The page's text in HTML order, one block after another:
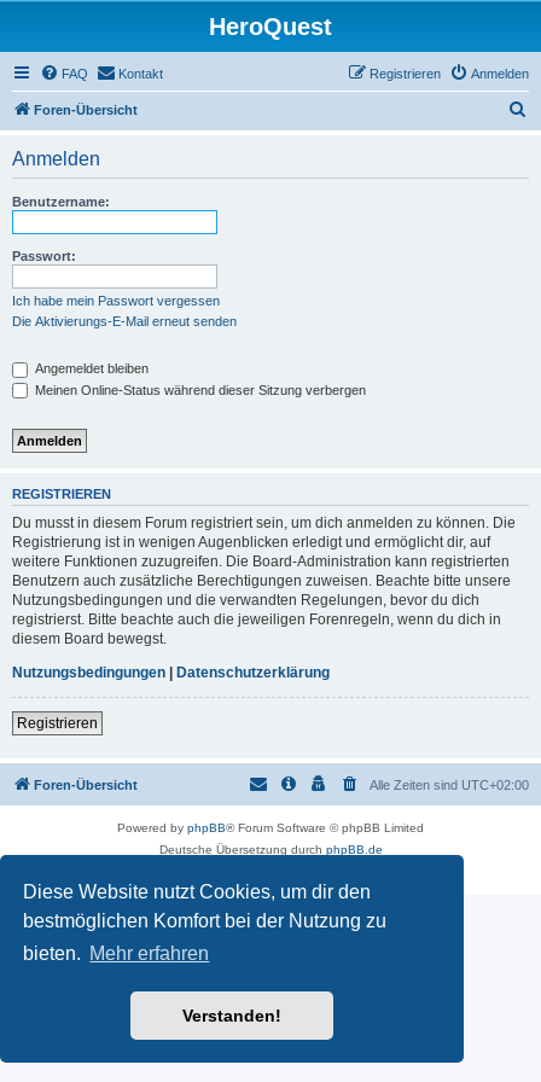
Diese Website nutzt Cookies, um dir den
bestmöglichen Komfort bei der Nutzung zu
bieten. Mehr erfahren
Verstanden!
HeroQuest
FAQ Kontakt Anmelden
Registrieren
Foren-Übersicht
Anmelden
Benutzername:
Passwort:
Ich habe mein Passwort vergessen
Die Aktivierungs-E-Mail erneut senden
Angemeldet bleiben
Meinen Online-Status während dieser Sitzung verbergen
REGISTRIEREN
Du musst in diesem Forum registriert sein, um dich anmelden zu können. Die
Registrierung ist in wenigen Augenblicken erledigt und ermöglicht dir, auf
weitere Funktionen zuzugreifen. Die Board-Administration kann registrierten
Benutzern auch zusätzliche Berechtigungen zuweisen. Beachte bitte unsere
Nutzungsbedingungen und die verwandten Regelungen, bevor du dich
registrierst. Bitte beachte auch die jeweiligen Forenregeln, wenn du dich in
diesem Board bewegst.
Nutzungsbedingungen | Datenschutzerklärung
Registrieren
Foren-Übersicht Alle Zeiten sind UTC+02:00
Powered by phpBB® Forum Software © phpBB Limited
Deutsche Übersetzung durch phpBB.de